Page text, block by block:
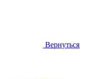
Вернуться